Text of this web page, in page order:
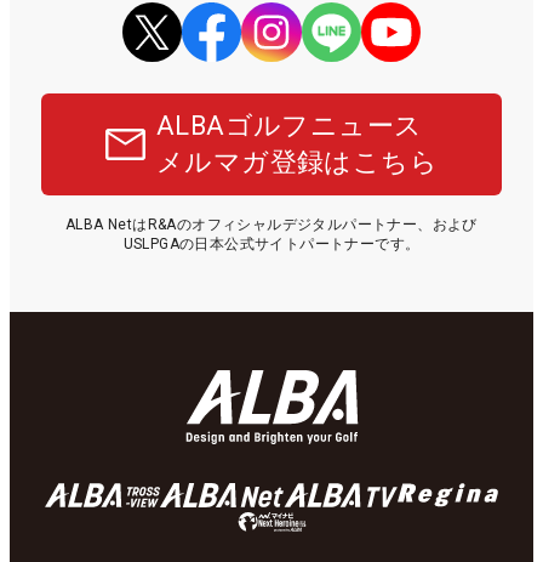
ALBAゴルフニュース
メルマガ登録はこちら
ALBA NetはR&Aのオフィシャルデジタルパートナー、および
USLPGAの日本公式サイトパートナーです。